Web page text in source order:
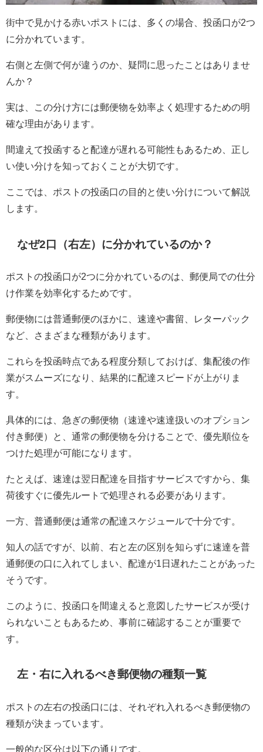
街中で見かける赤いポストには、多くの場合、投函口が2つ
に分かれています。
右側と左側で何が違うのか、疑問に思ったことはありませ
んか？
実は、この分け方には郵便物を効率よく処理するための明
確な理由があります。
間違えて投函すると配達が遅れる可能性もあるため、正し
い使い分けを知っておくことが大切です。
ここでは、ポストの投函口の目的と使い分けについて解説
します。
なぜ2口（右左）に分かれているのか？
ポストの投函口が2つに分かれているのは、郵便局での仕分
け作業を効率化するためです。
郵便物には普通郵便のほかに、速達や書留、レターパック
など、さまざまな種類があります。
これらを投函時点である程度分類しておけば、集配後の作
業がスムーズになり、結果的に配達スピードが上がりま
す。
具体的には、急ぎの郵便物（速達や速達扱いのオプション
付き郵便）と、通常の郵便物を分けることで、優先順位を
つけた処理が可能になります。
たとえば、速達は翌日配達を目指すサービスですから、集
荷後すぐに優先ルートで処理される必要があります。
一方、普通郵便は通常の配達スケジュールで十分です。
知人の話ですが、以前、右と左の区別を知らずに速達を普
通郵便の口に入れてしまい、配達が1日遅れたことがあった
そうです。
このように、投函口を間違えると意図したサービスが受け
られないこともあるため、事前に確認することが重要で
す。
左・右に入れるべき郵便物の種類一覧
ポストの左右の投函口には、それぞれ入れるべき郵便物の
種類が決まっています。
一般的な区分は以下の通りです。